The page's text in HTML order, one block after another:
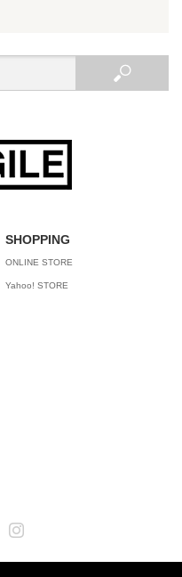
SHOPPING
ONLINE STORE
Yahoo! STORE
Facebook